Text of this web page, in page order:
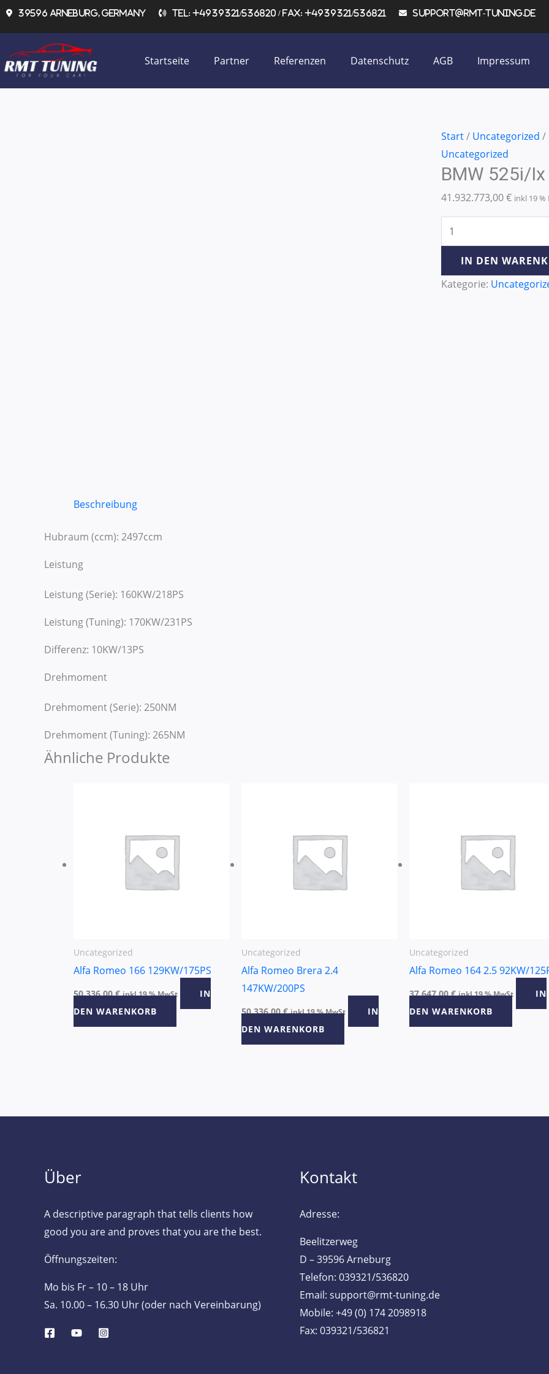
Zum39596 Arneburg, Germany Tel: +4939321/536820 / Fax: +4939321/536821 support@rmt-tuning.de
Startseite Partner Referenzen Datenschutz AGB Impressum
Start/ Uncategorized /
Uncategorized
BMW 525i/
41.932.773,00€ inkl 19 %
BMW
525i/ix
E61
IN DEN
Kategorie:
Beschreibung
Hubraum (ccm): 2497ccm
Leistung
Leistung (Serie): 160KW/218PS
Leistung (Tuning): 170KW/231PS
Differenz: 10KW/13PS
Drehmoment
Drehmoment (Serie): 250NM
Drehmoment (Tuning): 265NM
Ähnliche Produkte
Uncategorized
Alfa Romeo 166 129KW/175PS
50.336,00€ inkl 19 % MwSt
IN
DEN WARENKORB
Uncategorized
Alfa Romeo Brera 2.4
147KW/200PS
50.336,00€ inkl 19 % MwSt
IN
DEN WARENKORB
Uncategorized
Alfa Romeo 164 2.5 92KW/
37.647,00€ inkl 19 % MwSt
IN
DEN WARENKORB
Über
A descriptive paragraph that tells clients how
good you are and proves that you are the best.
Öffnungszeiten:
Mo bis Fr – 10 – 18 Uhr
Sa. 10.00 – 16.30 Uhr (oder nach Vereinbarung)
Kontakt
Adresse:
Beelitzerweg
D – 39596 Arneburg
Telefon: 039321/536820
Email: support@rmt-tuning.de
Mobile: +49 (0) 174 2098918
Fax: 039321/536821